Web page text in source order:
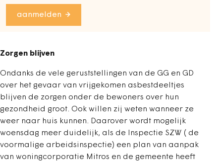
aanmelden
Zorgen blijven
Ondanks de vele geruststellingen van de GG en GD
over het gevaar van vrijgekomen asbestdeeltjes
blijven de zorgen onder de bewoners over hun
gezondheid groot. Ook willen zij weten wanneer ze
weer naar huis kunnen. Daarover wordt mogelijk
woensdag meer duidelijk, als de Inspectie SZW ( de
voormalige arbeidsinspectie) een plan van aanpak
van woningcorporatie Mitros en de gemeente heeft